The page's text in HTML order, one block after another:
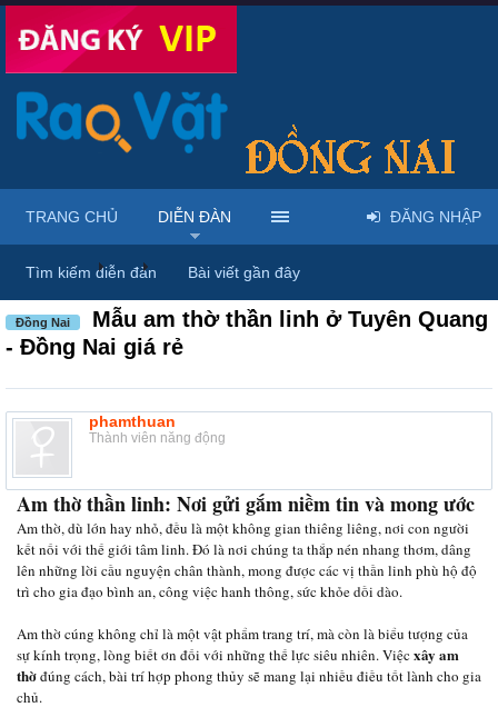
Diễn đàn ... Rao vặt tổng hợp - Uy tín - Miễn phí
Đồng Nai
Mẫu am thờ thần linh ở Tuyên Quang
- Đồng Nai giá rẻ
phamthuan
Thành viên năng động
Am thờ thần linh: Nơi gửi gắm niềm tin và mong ước
Am thờ, dù lớn hay nhỏ, đều là một không gian thiêng liêng, nơi con người
kết nối với thế giới tâm linh. Đó là nơi chúng ta thắp nén nhang thơm, dâng
lên những lời cầu nguyện chân thành, mong được các vị thần linh phù hộ độ
trì cho gia đạo bình an, công việc hanh thông, sức khỏe dồi dào.
Am thờ cúng không chỉ là một vật phẩm trang trí, mà còn là biểu tượng của
sự kính trọng, lòng biết ơn đối với những thế lực siêu nhiên. Việc xây am
thờđúng cách, bài trí hợp phong thủy sẽ mang lại nhiều điều tốt lành cho gia
chủ.
TRANG CHỦ DIỄN ĐÀN
Tìm kiếm diễn đàn Bài viết gần đây
ĐĂNG NHẬP